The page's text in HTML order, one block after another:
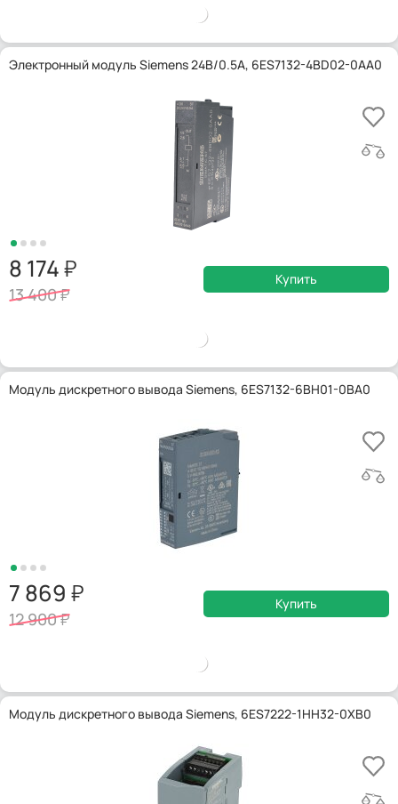
Электронный модуль Siemens 24В/0.5А, 6ES7132-4BD02-0AA0
8 174
13 400
Купить
Модуль дискретного вывода Siemens, 6ES7132-6BH01-0BA0
7 869
12 900
Купить
Модуль дискретного вывода Siemens, 6ES7222-1HH32-0XB0